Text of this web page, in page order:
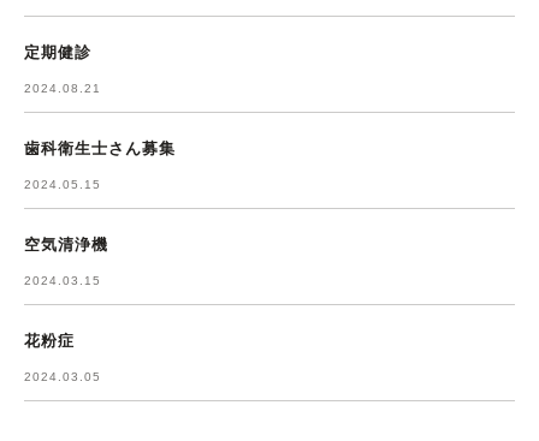
定期健診
2024.08.21
歯科衛生士さん募集
2024.05.15
空気清浄機
2024.03.15
花粉症
2024.03.05